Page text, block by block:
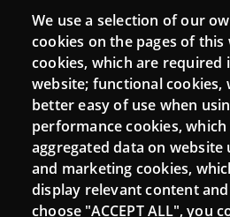
Login
Mattermost Punt TIC
Moodle CampusLab
Connect
We use a selection of our
cookies on the pages of this
cookies, which are required
website; functional cookies,
better easy of use when
performance cookies,
aggregated data on website
and marketing cookies,
display relevant content
choose "ACCEPT ALL", you